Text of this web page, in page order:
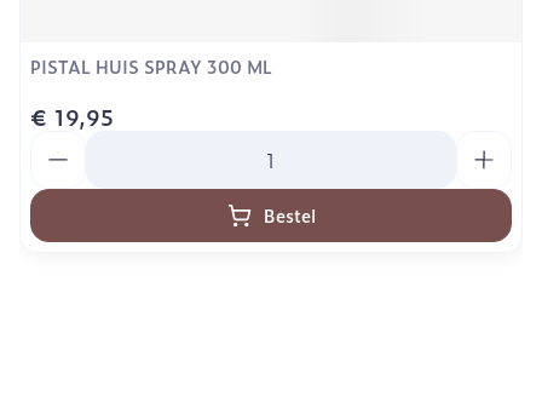
PISTAL HUIS SPRAY 300 ML
€ 19,95
Bestel